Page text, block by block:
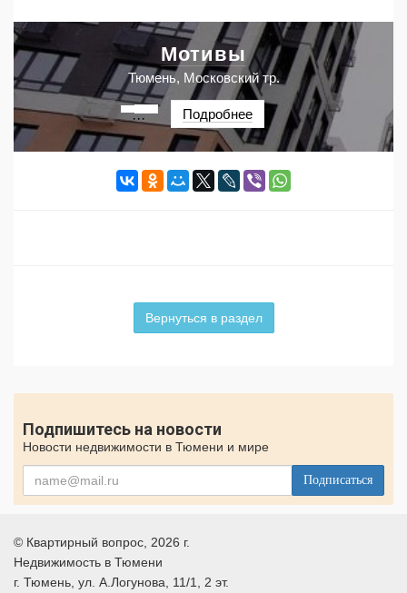
Мотивы
Тюмень, Московский тр.
··· Подробнее
Вернуться в раздел
Подпишитесь на новости
Новости недвижимости в Тюмени и мире
Подписаться
© Квартирный вопрос , 2026 г.
Недвижимость в Тюмени
г. Тюмень , ул. А.Логунова, 11/1, 2 эт.